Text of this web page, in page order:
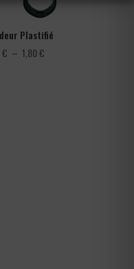
Plastifié
€ – 1,80€